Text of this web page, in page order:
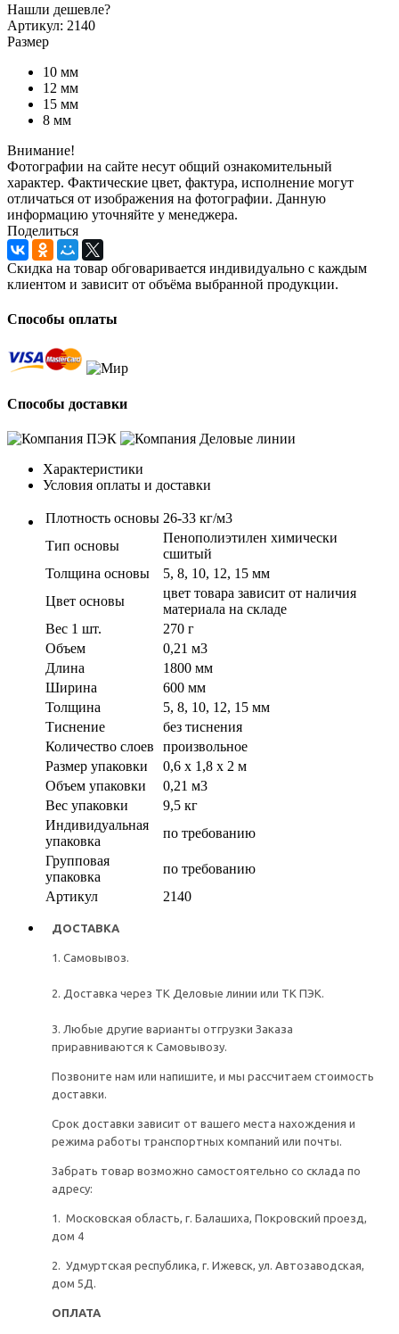
Нашли дешевле?
Артикул: 2140
Размер
10 мм
12 мм
15 мм
8 мм
Внимание!
Фотографии на сайте несут общий ознакомительный
характер. Фактические цвет, фактура, исполнение могут
отличаться от изображения на фотографии. Данную
информацию уточняйте у менеджера.
Поделиться
Скидка на товар обговаривается индивидуально с каждым
клиентом и зависит от объёма выбранной продукции.
Способы оплаты
Способы доставки
Характеристики
Условия оплаты и доставки
Плотность основы 26-33 кг/м3
Тип основы
Пенополиэтилен химически
сшитый
Толщина основы
5, 8, 10, 12, 15 мм
Цвет основы
цвет товара зависит от наличия
материала на складе
Вес 1 шт.
270 г
Объем
0,21 м3
Длина
1800 мм
Ширина
600 мм
Толщина
5, 8, 10, 12, 15 мм
Тиснение
без тиснения
Количество слоев
произвольное
Размер упаковки
0,6 х 1,8 х 2 м
Объем упаковки
0,21 м3
Вес упаковки
9,5 кг
Индивидуальная
упаковка
по требованию
Групповая
упаковка
по требованию
Артикул
2140
ДОСТАВКА
1. Самовывоз.
2. Доставка через ТК Деловые линии или ТК ПЭК.
3. Любые другие варианты отгрузки Заказа
приравниваются к Самовывозу.
Позвоните нам или напишите, и мы рассчитаем стоимость
доставки.
Срок доставки зависит от вашего места нахождения и
режима работы транспортных компаний или почты.
Забрать товар возможно самостоятельно со склада по
адресу:
1. Московская область, г. Балашиха, Покровский проезд,
дом 4
2. Удмуртская республика, г. Ижевск, ул. Автозаводская,
дом 5Д.
ОПЛАТА